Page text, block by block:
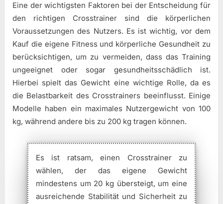
Eine der wichtigsten Faktoren bei der Entscheidung für
den richtigen Crosstrainer sind die körperlichen
Voraussetzungen des Nutzers. Es ist wichtig, vor dem
Kauf die eigene Fitness und körperliche Gesundheit zu
berücksichtigen, um zu vermeiden, dass das Training
ungeeignet oder sogar gesundheitsschädlich ist.
Hierbei spielt das Gewicht eine wichtige Rolle, da es
die Belastbarkeit des Crosstrainers beeinflusst. Einige
Modelle haben ein maximales Nutzergewicht von 100
kg, während andere bis zu 200 kg tragen können.
Es ist ratsam, einen Crosstrainer zu
wählen, der das eigene Gewicht
mindestens um 20 kg übersteigt, um eine
ausreichende Stabilität und Sicherheit zu